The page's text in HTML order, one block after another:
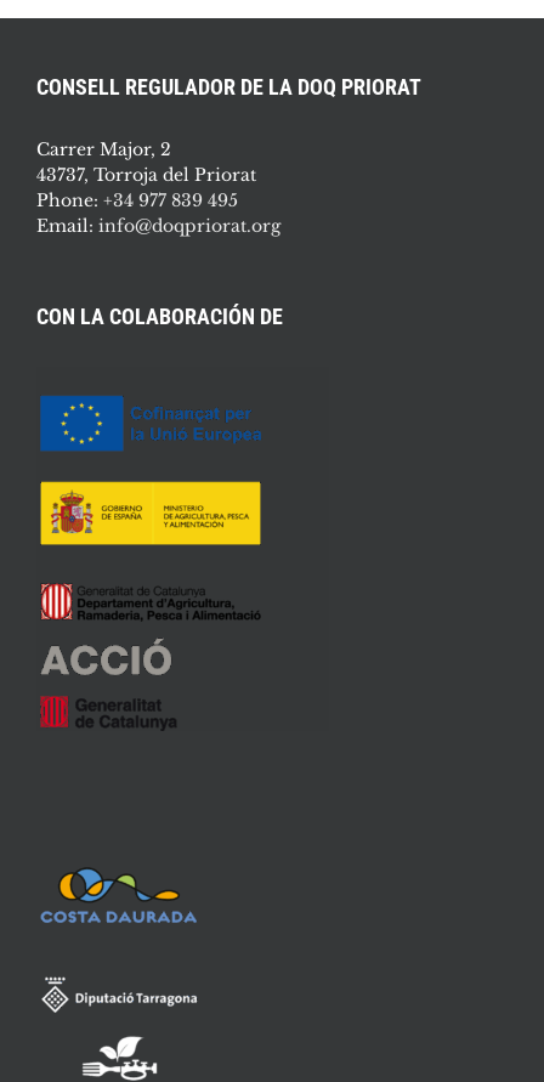
CONSELL REGULADOR DE LA DOQ PRIORAT
Carrer Major, 2
43737, Torroja del Priorat
Phone: +34 977 839 495
Email: info@doqpriorat.org
CON LA COLABORACIÓN DE